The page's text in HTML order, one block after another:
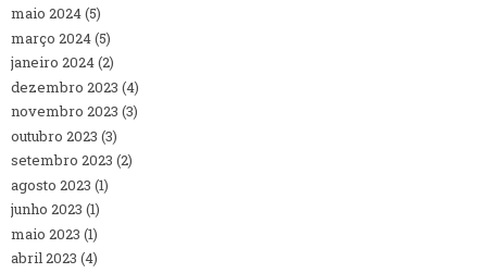
maio 2024(5)
março 2024(5)
janeiro 2024(2)
dezembro 2023 (4)
novembro 2023 (3)
outubro 2023 (3)
setembro 2023 (2)
agosto 2023 (1)
junho 2023 (1)
maio 2023 (1)
abril 2023 (4)